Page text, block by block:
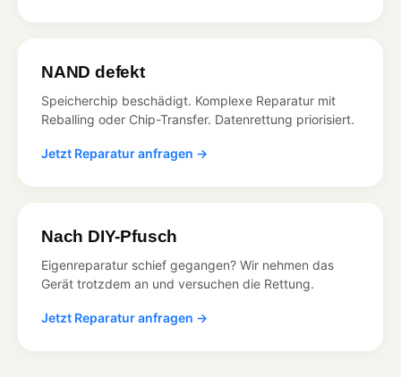
NAND defekt
Speicherchip beschädigt. Komplexe Reparatur mit
Reballing oder Chip-Transfer. Datenrettung priorisiert.
Jetzt Reparatur anfragen →
Nach DIY-Pfusch
Eigenreparatur schief gegangen? Wir nehmen das
Gerät trotzdem an und versuchen die Rettung.
Jetzt Reparatur anfragen →